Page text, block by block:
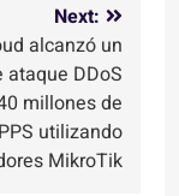
Next:
alcanzó un
ataque DDoS
millones de
PPS utilizando
MikroTik